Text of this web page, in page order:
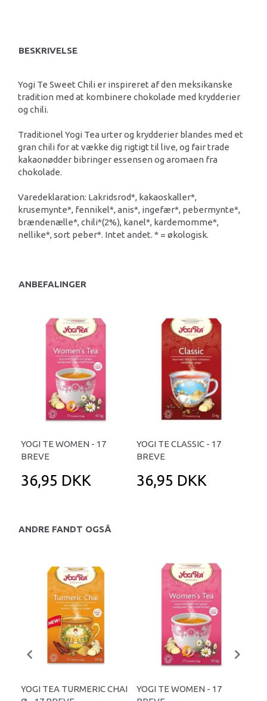
BESKRIVELSE
Yogi Te Sweet Chili er inspireret af den meksikanske
tradition med at kombinere chokolade med krydderier
og chili.
Traditionel Yogi Tea urter og krydderier blandes med et
gran chili for at vække dig rigtigt til live, og fair trade
kakaonødder bibringer essensen og aromaen fra
chokolade.
Varedeklaration: Lakridsrod*, kakaoskaller*,
krusemynte*, fennikel*, anis*, ingefær*, pebermynte*,
brændenælle*, chili*(2%), kanel*, kardemomme*,
nellike*, sort peber*. Intet andet. * = økologisk.
ANBEFALINGER
YOGI TE WOMEN - 17
BREVE
36,95 DKK
YOGI TE CLASSIC - 17
BREVE
36,95 DKK
ANDRE FANDT OGSÅ
YOGI TEA TURMERIC CHAI
YOGI TE WOMEN - 17